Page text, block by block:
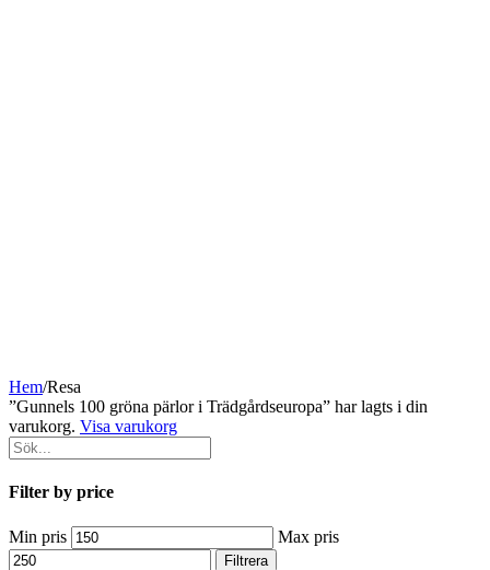
Hem/Resa
”Gunnels 100 gröna pärlor i Trädgårdseuropa” har lagts i din
varukorg. Visa varukorg
Filter by price
Min pris Max pris
Filtrera